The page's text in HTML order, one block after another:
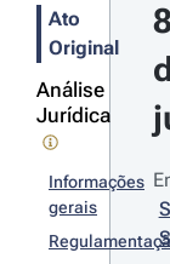
Ato
Original
Análise
Jurídica
Informações
gerais